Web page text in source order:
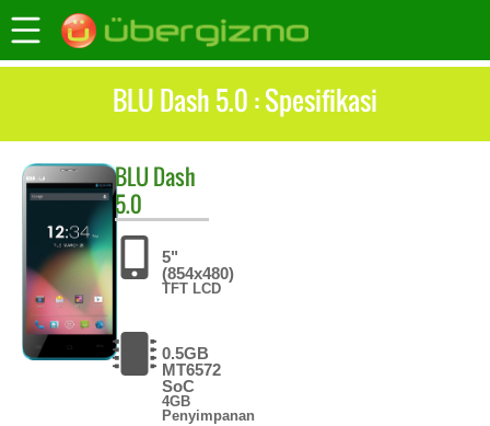
BLU Dash 5.0 : Spesifikasi
BLUDash
5.0
5"
(854x480)
TFT LCD
0.5GB
MT6572
SoC
4GB
Penyimpanan